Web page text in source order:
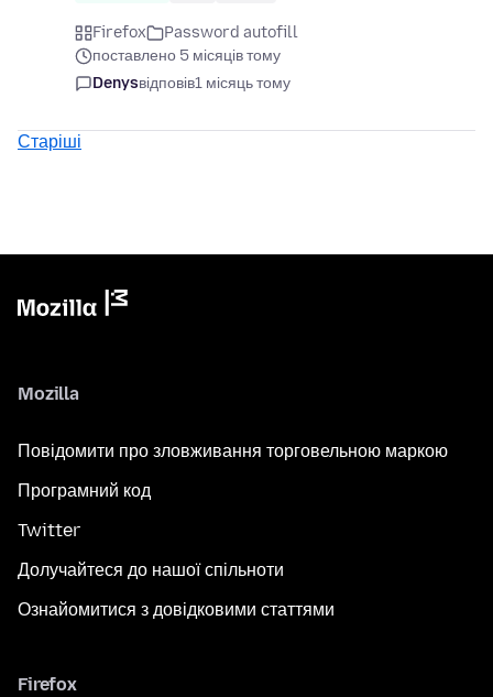
Firefox
Password autofill
поставлено 5 місяців тому
Denysвідповів1 місяць тому
Старіші
Mozilla
Повідомити про зловживання торговельною маркою
Програмний код
Twitter
Долучайтеся до нашої спільноти
Ознайомитися з довідковими статтями
Firefox